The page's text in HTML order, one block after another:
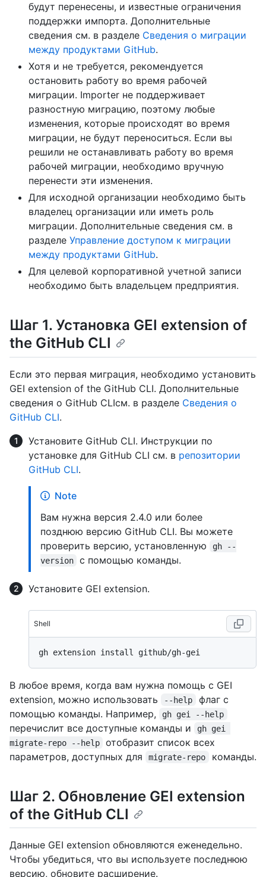
будут перенесены, и известные ограничения
поддержки импорта. Дополнительные
сведения см. в разделе Сведения о миграции
между продуктами GitHub.
Хотя и не требуется, рекомендуется
остановить работу во время рабочей
миграции. Importer не поддерживает
разностную миграцию, поэтому любые
изменения, которые происходят во время
миграции, не будут переноситься. Если вы
решили не останавливать работу во время
рабочей миграции, необходимо вручную
перенести эти изменения.
Для исходной организации необходимо быть
владелец организации или иметь роль
миграции. Дополнительные сведения см. в
разделе Управление доступом к миграции
между продуктами GitHub.
Для целевой корпоративной учетной записи
необходимо быть владельцем предприятия.
Шаг 1. Установка GEI extension of
the GitHub CLI
Если это первая миграция, необходимо установить
GEI extension of the GitHub CLI. Дополнительные
сведения о GitHub CLIсм. в разделе Сведения о
GitHub CLI.
Установите GitHub CLI. Инструкции по
установке для GitHub CLI см. в репозитории
GitHub CLI.
Note
Вам нужна версия 2.4.0 или более
позднюю версию GitHub CLI. Вы можете
проверить версию, установленную
gh --
version
с помощью команды.
Установите GEI extension.
Shell
В любое время, когда вам нужна помощь с GEI
extension, можно использовать
--help
флаг с
помощью команды. Например,
gh gei --help
перечислит все доступные команды и
gh gei
migrate-repo --help
отобразит список всех
параметров, доступных для
migrate-repo команды.
Шаг 2. Обновление GEI extension
of the GitHub CLI
Данные GEI extension обновляются еженедельно.
Чтобы убедиться, что вы используете последнюю
версию, обновите расширение.